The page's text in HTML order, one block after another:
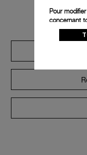
Pour
concernant
cliquez sur
politique
donnez votre
des cookies
En cliquant
donnez
pour